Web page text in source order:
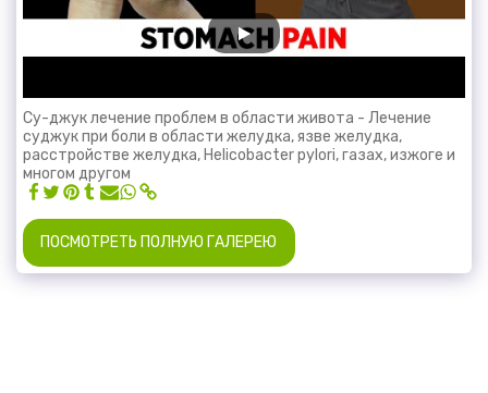
Су-джук лечение проблем в области живота - Лечение
суджук при боли в области желудка, язве желудка,
расстройстве желудка, Helicobacter pylori, газах, изжоге и
многом другом
ПОСМОТРЕТЬ ПОЛНУЮ ГАЛЕРЕЮ